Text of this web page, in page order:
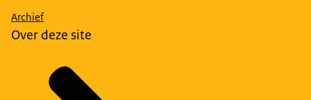
Archief
Over deze site